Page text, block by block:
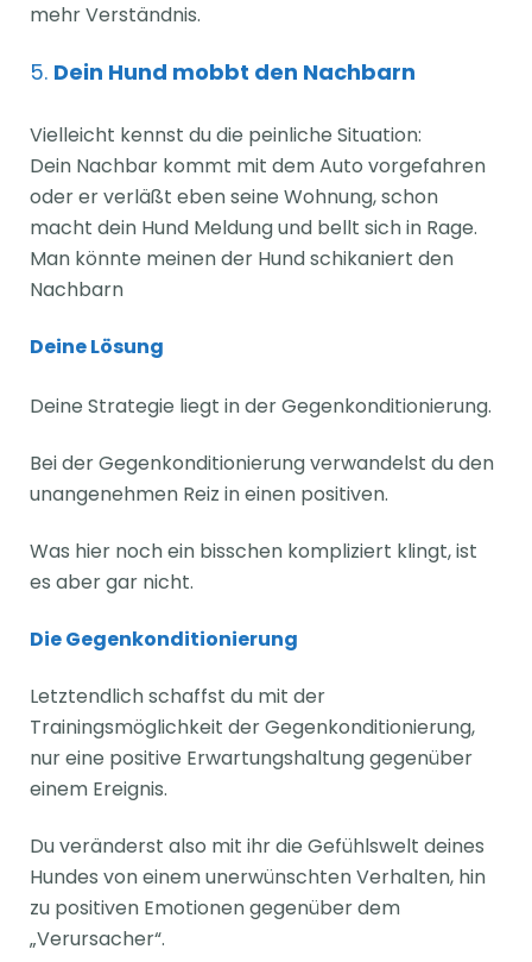
mehr Verständnis.
5. Dein Hund mobbt den Nachbarn
Vielleicht kennst du die peinliche Situation:
Dein Nachbar kommt mit dem Auto vorgefahren
oder er verläßt eben seine Wohnung, schon
macht dein Hund Meldung und bellt sich in Rage.
Man könnte meinen der Hund schikaniert den
Nachbarn
Deine Lösung
Deine Strategie liegt in der Gegenkonditionierung.
Bei der Gegenkonditionierung verwandelst du den
unangenehmen Reiz in einen positiven.
Was hier noch ein bisschen kompliziert klingt, ist
es aber gar nicht.
Die Gegenkonditionierung
Letztendlich schaffst du mit der
Trainingsmöglichkeit der Gegenkonditionierung,
nur eine positive Erwartungshaltung gegenüber
einem Ereignis.
Du veränderst also mit ihr die Gefühlswelt deines
Hundes von einem unerwünschten Verhalten, hin
zu positiven Emotionen gegenüber dem
„Verursacher“.